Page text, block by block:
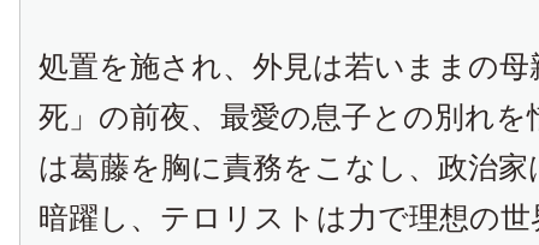
処置を施され、外見は若いままの
死」の前夜、最愛の息子との別れを
は葛藤を胸に責務をこなし、政治
暗躍し、テロリストは力で理想の世